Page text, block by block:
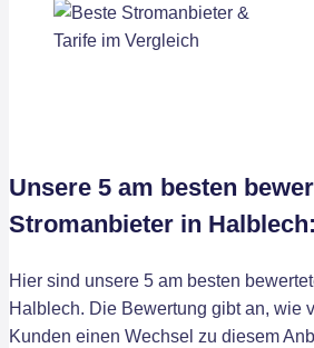
Unsere 5 am besten
Stromanbieter in Halblech:
Hier sind unsere 5 am besten
Halblech. Die Bewertung gibt an, wie
Kunden einen Wechsel zu diesem